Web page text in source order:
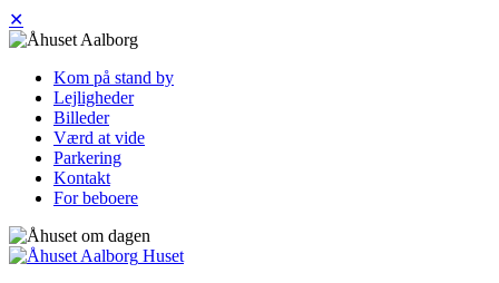
✕
Kom på stand by
Lejligheder
Billeder
Værd at vide
Parkering
Kontakt
For beboere
Huset